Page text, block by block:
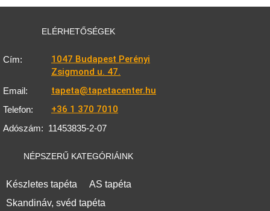
ELÉRHETŐSÉGEK
Cím:
1047 Budapest Perényi
Zsigmond u. 47.
Email: tapeta@tapetacenter.hu
Telefon: +36 1 370 7010
Adószám: 11453835-2-07
NÉPSZERŰ KATEGÓRIÁINK
Készletes tapéta
AS tapéta
Skandináv, svéd tapéta